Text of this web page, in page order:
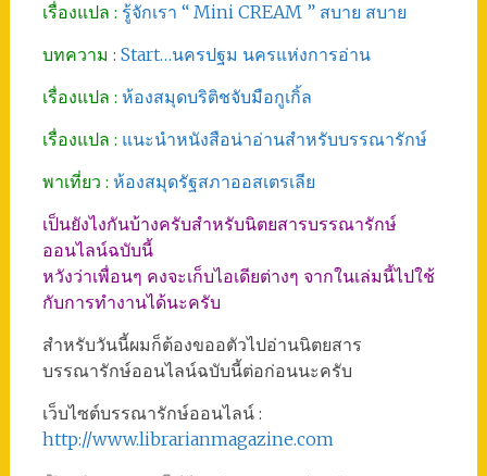
เรื่องแปล : รู้จักเรา “ Mini CREAM ” สบาย สบาย
บทความ : Start…นครปฐม นครแห่งการอ่าน
เรื่องแปล : ห้องสมุดบริติชจับมือกูเกิ้ล
เรื่องแปล : แนะนำหนังสือน่าอ่านสำหรับบรรณารักษ์
พาเที่ยว : ห้องสมุดรัฐสภาออสเตรเลีย
เป็นยังไงกันบ้างครับสำหรับนิตยสารบรรณารักษ์
ออนไลน์ฉบับนี้
หวังว่าเพื่อนๆ คงจะเก็บไอเดียต่างๆ จากในเล่มนี้ไปใช้
กับการทำงานได้นะครับ
สำหรับวันนี้ผมก็ต้องขออตัวไปอ่านนิตยสาร
บรรณารักษ์ออนไลน์ฉบับนี้ต่อก่อนนะครับ
เว็บไซต์บรรณารักษ์ออนไลน์ :
http://www.librarianmagazine.com